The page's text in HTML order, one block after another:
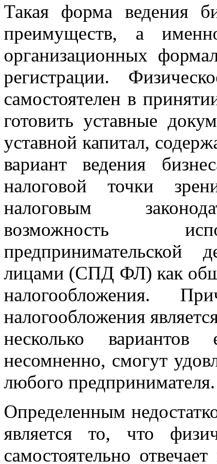
Такая форма ведения
преимуществ, а
организационных
регистрации.
самостоятелен в
готовить уставные
уставной капитал,
вариант ведения
налоговой точки
налоговым
возможность
предпринимательской
лицами (СПД ФЛ) как
налогообложения.
налогообложения
несколько вариантов
несомненно, смогут
любого предпринимателя.
Определенным
является то, что
самостоятельно